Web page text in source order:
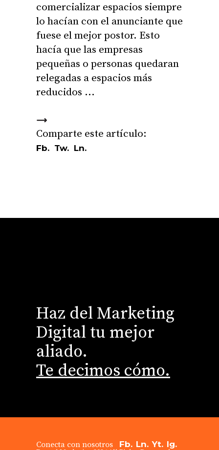
comercializar espacios siempre
lo hacían con el anunciante que
fuese el mejor postor. Esto
hacía que las empresas
pequeñas o personas quedaran
relegadas a espacios más
reducidos
Fb. Tw. Ln.
Haz del Marketing
Digital tu mejor
aliado.
Te decimos cómo.
Conecta con nosotros Fb. Ln. Yt. Ig.